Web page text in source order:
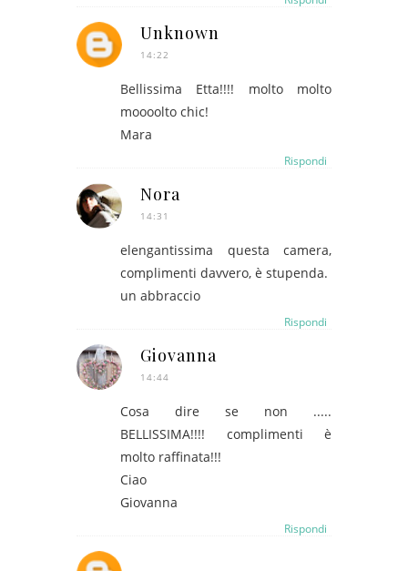
Unknown
14:22
Bellissima Etta!!!! molto molto
moooolto chic!
Mara
Rispondi
Nora
14:31
elengantissima questa camera,
complimenti davvero, è stupenda.
un abbraccio
Rispondi
Giovanna
14:44
Cosa dire se non .....
BELLISSIMA!!!! complimenti è
molto raffinata!!!
Ciao
Giovanna
Rispondi